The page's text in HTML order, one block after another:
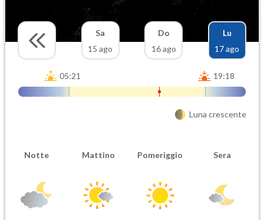
Sa
15 ago
Do
16 ago
Lu
17 ago
05:21 19:18
Luna crescente
Notte Mattino Pomeriggio Sera